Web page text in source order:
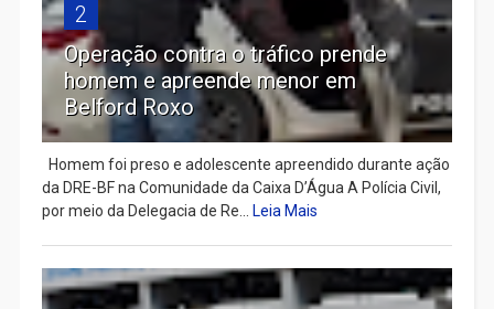
2
Operação contra o tráfico prende
homem e apreende menor em
Belford Roxo
Homem foi preso e adolescente apreendido durante ação
da DRE-BF na Comunidade da Caixa D’Água A Polícia Civil,
por meio da Delegacia de Re...
Leia Mais